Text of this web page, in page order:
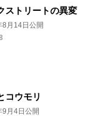
ストリートの異変
8月14日公開
コウモリ
月4日公開